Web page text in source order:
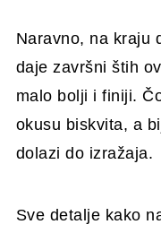
Naravno, na kraju
daje završni štih
malo bolji i finiji.
okusu biskvita, a
dolazi do izražaja.
Sve detalje kako